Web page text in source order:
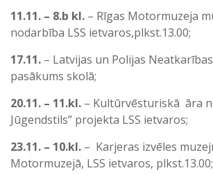
11.11. – 8.b kl. – Rīgas Motormuzeja
nodarbība LSS ietvaros,plkst.13.00;
17.11. – Latvijas un Polijas
pasākums skolā;
20.11. – 11.kl. – Kultūrvēsturiskā āra
Jūgendstils” projekta LSS ietvaros;
23.11. – 10.kl. – Karjeras izvēles
Motormuzejā, LSS ietvaros, plkst.13.00;